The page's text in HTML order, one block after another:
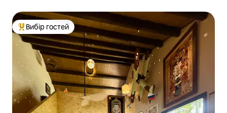
Топ вибір гостей
Вибір гостей